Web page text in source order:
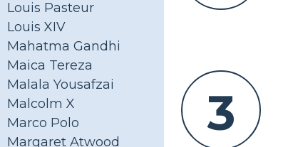
Louis Pasteur
Louis XIV
Mahatma Gandhi
Maica Tereza
Malala Yousafzai
Malcolm X
Marco Polo
Margaret Atwood
3